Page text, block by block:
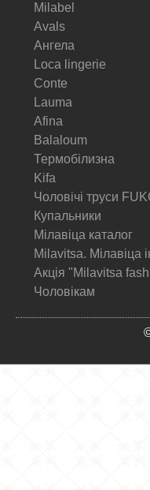
Milabel
Avals
Ангела
Loca lingerie
Conte
Lauma
Afina
Balaloum
Термобілизна
Kifa
Чоловічі труси
Купальники
Мілавіца каталог
Milavitsa. Мілавіца
Акція "Milavitsa
Чоловікам